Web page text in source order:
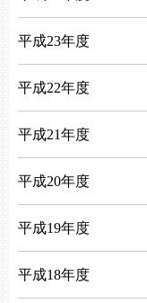
平成23年度
平成22年度
平成21年度
平成20年度
平成19年度
平成18年度